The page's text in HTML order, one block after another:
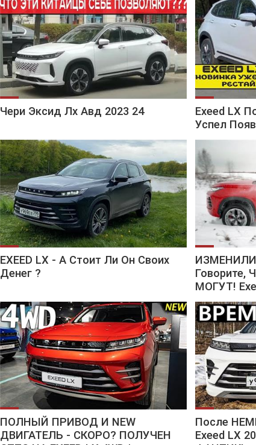
Чери Эксид Лх Авд 2023 24
Exeed LX
Успел
EXEED LX - А Стоит Ли Он Своих
Денег ?
Говорите,
МОГУТ!
ПОЛНЫЙ ПРИВОД И NEW
ДВИГАТЕЛЬ - СКОРО? ПОЛУЧЕН
После
Exeed LX